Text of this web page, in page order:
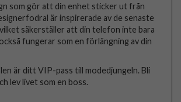
som gör att din enhet sticker ut från
är inspirerade av de senaste
säkerställer att din telefon inte bara
fungerar som en förlängning av din
är ditt VIP-pass till modedjungeln. Bli
lev livet som en boss.